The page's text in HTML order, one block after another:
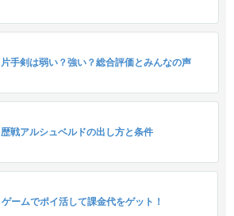
片手剣は弱い？強い？総合評価とみんなの声
歴戦アルシュベルドの出し方と条件
ゲームでポイ活して課金代をゲット！